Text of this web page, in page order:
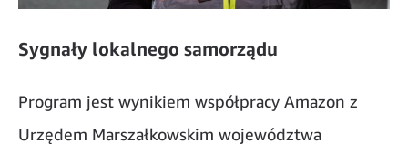
Sygnały lokalnego samorządu
Program jest wynikiem współpracy Amazon z
Urzędem Marszałkowskim województwa